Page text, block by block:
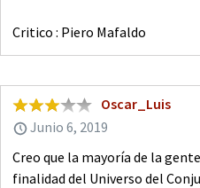
Critico : Piero Mafaldo
Oscar_Luis
Junio 6, 2019
Creo que la mayoría de la
finalidad del Universo del